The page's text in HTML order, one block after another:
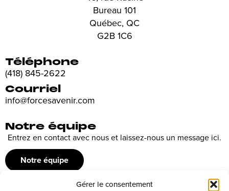
Gérer le consentement
Bureau 101
Québec, QC
G2B 1C6
Téléphone
(418) 845-2622
Courriel
info@forcesavenir.com
Notre équipe
Entrez en contact avec nous et laissez-nous un message ici.
Notre équipe